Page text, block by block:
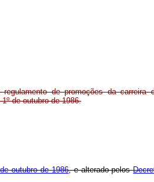
de promoções da carreira
de outubro de 1986.
outubro de 1986, e alterado pelos